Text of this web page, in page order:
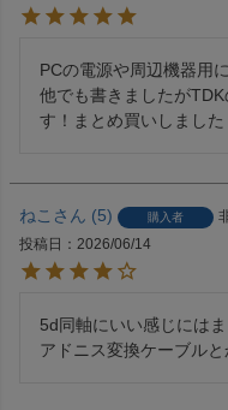
PCの電源や周辺機器用
他でも書きましたが
す！まとめ買いしました
ねこ 5 購入者
投稿日
2026/06/14
5d同軸にいい感じには